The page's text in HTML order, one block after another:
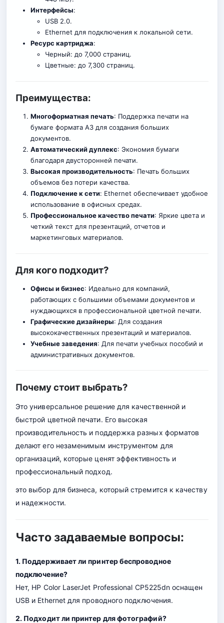
Интерфейсы:
USB 2.0.
Ethernet для подключения к локальной сети.
Ресурс картриджа:
Черный: до 7,000 страниц.
Цветные: до 7,300 страниц.
Преимущества:
Многоформатная печать: Поддержка печати на
бумаге формата A3 для создания больших
документов.
Автоматический дуплекс: Экономия бумаги
благодаря двусторонней печати.
Высокая производительность: Печать больших
объемов без потери качества.
Подключение к сети: Ethernet обеспечивает удобное
использование в офисных средах.
Профессиональное качество печати: Яркие цвета и
четкий текст для презентаций, отчетов и
маркетинговых материалов.
Для кого подходит?
Офисы и бизнес: Идеально для компаний,
работающих с большими объемами документов и
нуждающихся в профессиональной цветной печати.
Графические дизайнеры: Для создания
высококачественных презентаций и материалов.
Учебные заведения: Для печати учебных пособий и
административных документов.
Почему стоит выбрать?
Это универсальное решение для качественной и
быстрой цветной печати. Его высокая
производительность и поддержка разных форматов
делают его незаменимым инструментом для
организаций, которые ценят эффективность и
профессиональный подход.
это выбор для бизнеса, который стремится к качеству
и надежности.
Часто задаваемые вопросы:
1. Поддерживает ли принтер беспроводное
подключение?
Нет, HP Color LaserJet Professional CP5225dn оснащен
USB и Ethernet для проводного подключения.
2. Подходит ли принтер для фотографий?